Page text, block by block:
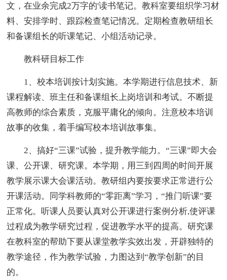
文，在业余完成2万字的'读书笔记。教科室要组织学习材
料、安排学时、跟踪检查笔记情况。定期检查教研组长
和备课组长的听课笔记、小组活动记录。
教科研目标工作
1、校本培训按计划实施。本学期进行信息技术、新
课程解读、班主任和备课组长上岗培训和考试。不断提
高教师的综合素质，克服平庸化的倾向。注意校本培训
故事的收集，着手编写校本培训故事集。
2、搞好“三课”试验，提升教学能力。“三课”即大会
课、公开课、研究课。本学期，用三到四周的时间开展
教学展示课大会课活动。教研组内要按要求正常进行公
开课活动。同学科教师的“零距离”学习，“推门听课”要
正常化。听课人员要认真对公开课进行案例分析,使评课
过程成为教学研究过程，促进教学水平的提高。研究课
在教科室的帮助下要从课堂教学实效出发，开辟独特的
教学途径，作为教学试验，力图达到“教学创新”的目
的。